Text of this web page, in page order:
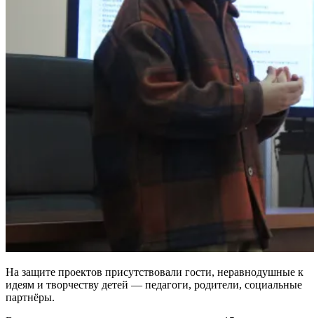
На защите проектов присутствовали гости, неравнодушные к
идеям и творчеству детей — педагоги, родители, социальные
партнёры.